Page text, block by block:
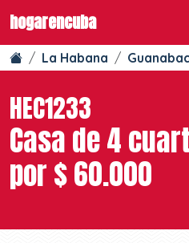
hogarencuba
La Habana
HEC1233
Casa de 4
por $ 60.000